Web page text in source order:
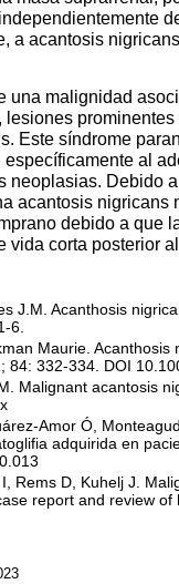
a acantosis
una malignidad
lesiones
Este síndrome
al
neoplasias. Debido
acantosis nigricans
debido a que
vida corta posterior
J.M. Acanthosis
6.
Maurie. Acanthosis
84: 332-334. DOI
Malignant acantosis
Amor Ó,
adquirida en
Rems D, Kuhelj J.
report and review